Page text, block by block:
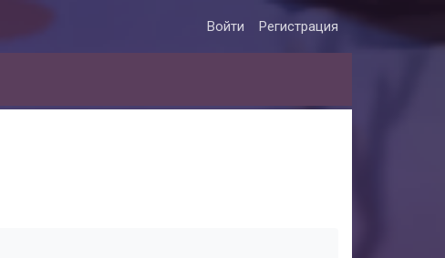
Войти Регистрация